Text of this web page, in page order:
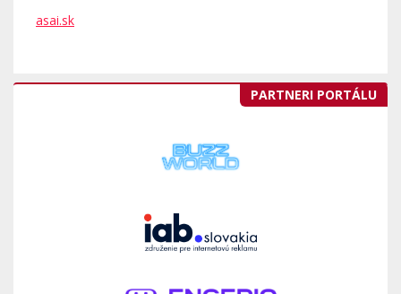
asai.sk
PARTNERI PORTÁLU